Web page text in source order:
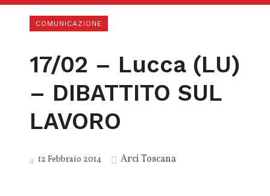
COMUNICAZIONE
17/02 – Lucca (LU)
– DIBATTITO SUL
LAVORO
12 Febbraio 2014 Arci Toscana